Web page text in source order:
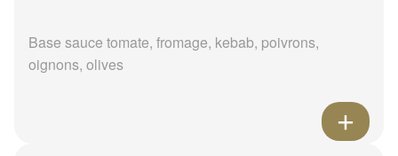
Base sauce tomate, fromage, kebab, poivrons,
oignons, olives